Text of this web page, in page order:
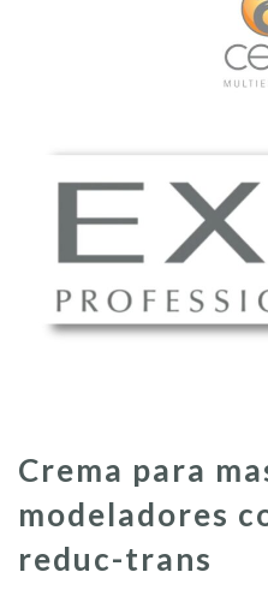
Crema para
modeladores
reduc-trans